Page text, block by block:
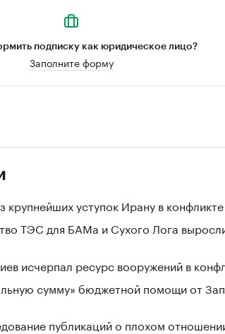
подписку как юридическое лицо?
Заполните форму
крупнейших уступок Ирану в
ТЭС для БАМа и Сухого Лога
исчерпал ресурс вооружений в
сумму» бюджетной помощи от
публикаций о плохом